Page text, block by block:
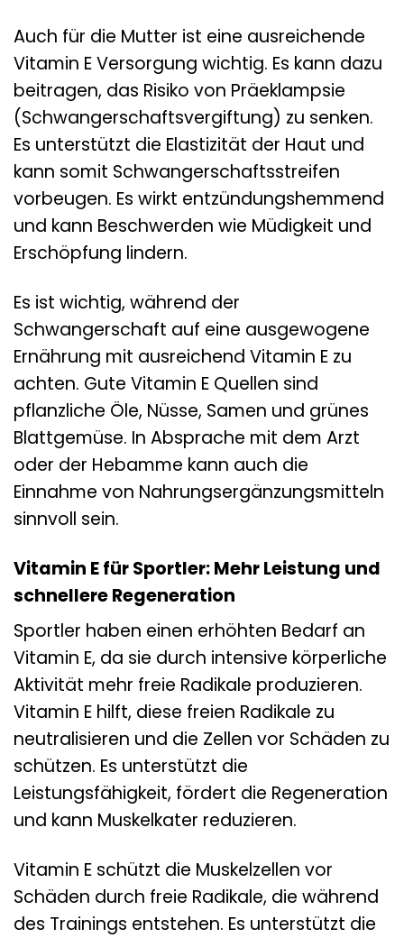
Auch für die Mutter ist eine ausreichende
Vitamin E Versorgung wichtig. Es kann dazu
beitragen, das Risiko von Präeklampsie
(Schwangerschaftsvergiftung) zu senken.
Es unterstützt die Elastizität der Haut und
kann somit Schwangerschaftsstreifen
vorbeugen. Es wirkt entzündungshemmend
und kann Beschwerden wie Müdigkeit und
Erschöpfung lindern.
Es ist wichtig, während der
Schwangerschaft auf eine ausgewogene
Ernährung mit ausreichend Vitamin E zu
achten. Gute Vitamin E Quellen sind
pflanzliche Öle, Nüsse, Samen und grünes
Blattgemüse. In Absprache mit dem Arzt
oder der Hebamme kann auch die
Einnahme von Nahrungsergänzungsmitteln
sinnvoll sein.
Vitamin E für Sportler: Mehr Leistung und
schnellere Regeneration
Sportler haben einen erhöhten Bedarf an
Vitamin E, da sie durch intensive körperliche
Aktivität mehr freie Radikale produzieren.
Vitamin E hilft, diese freien Radikale zu
neutralisieren und die Zellen vor Schäden zu
schützen. Es unterstützt die
Leistungsfähigkeit, fördert die Regeneration
und kann Muskelkater reduzieren.
Vitamin E schützt die Muskelzellen vor
Schäden durch freie Radikale, die während
des Trainings entstehen. Es unterstützt die